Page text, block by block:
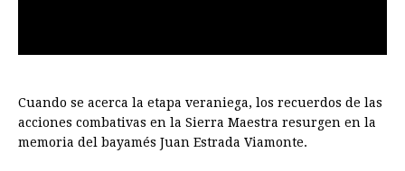
Cuando se acerca la etapa veraniega, los recuerdos de las
acciones combativas en la Sierra Maestra resurgen en la
memoria del bayamés Juan Estrada Viamonte.